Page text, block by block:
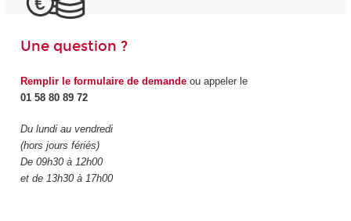
Une question ?
Remplir le formulaire de demandeou appeler le
01 58 80 89 72
Du lundi au vendredi
(hors jours fériés)
De 09h30 à 12h00
et de 13h30 à 17h00